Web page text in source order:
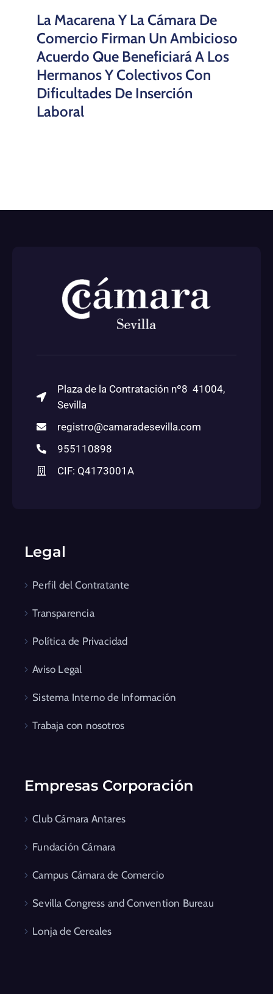
La Macarena Y La Cámara De
Comercio Firman Un Ambicioso
Acuerdo Que Beneficiará A Los
Hermanos Y Colectivos Con
Dificultades De Inserción
Laboral
Plaza de la Contratación nº8 41004,
Sevilla
registro@camaradesevilla.com
955110898
CIF: Q4173001A
Legal
Perfil del Contratante
Transparencia
Política de Privacidad
Aviso Legal
Sistema Interno de Información
Trabaja con nosotros
Empresas Corporación
Club Cámara Antares
Fundación Cámara
Campus Cámara de Comercio
Sevilla Congress and Convention Bureau
Lonja de Cereales